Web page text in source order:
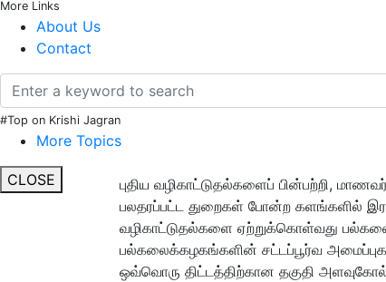
More Links
About Us
Contact
#Top on Krishi Jagran
More Topics
CLOSE
புதிய வழிகாட்டுதல்களைப் பின்பற்றி,
பலதரப்பட்ட துறைகள் போன்ற களங்களில்
வழிகாட்டுதல்களை ஏற்றுக்கொள்வது
பல்கலைக்கழகங்களின் சட்டப்பூர்வ
ஒவ்வொரு திட்டத்திற்கான தகுதி அளவுகோல்